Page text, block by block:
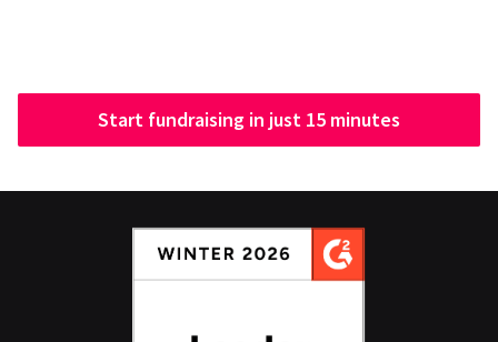
Start fundraising in just 15 minutes